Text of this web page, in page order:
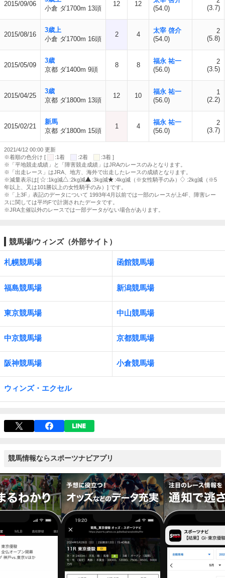
2015/09/06
小倉 ダ1700m 13頭
12 12
(54.0)
(3.7)
2015/08/16
3歳上
小倉 ダ1700m 16頭
2 4
太宰 啓介
(54.0)
2
(5.8)
2015/05/09
3歳
京都 ダ1400m 9頭
8 8
福永 祐一
(56.0)
2
(3.5)
2015/04/25
3歳
京都 ダ1800m 13頭
12 10
福永 祐一
(56.0)
1
(2.2)
2015/02/21
新馬
京都 ダ1800m 15頭
1 4
福永 祐一
(56.0)
2
(3.7)
2021/4/12 00:00 更新
※着順の色分け [
:1着 :2着
:3着 ]
※「平地競走成績」と「障害競走成績」はJRAのレースのみとなります。
※「出走レース」はJRA、地方、海外で出走したレースの成績となります。
※減量表示は[
:1kg減 :2kg減 :3kg減 :4kg減（※女性騎手のみ）
:2kg減（※5
年以上、又は101勝以上の女性騎手のみ）] です。
※「上3F」表記のデータについて 1993年4月以前では一部のレースが上4F、障害レー
スに関しては平均Fで計測されたデータです。
※JRA主催以外のレースでは一部データがない場合があります。
競馬場/ウィンズ（外部サイト）
札幌競馬場 函館競馬場
福島競馬場 新潟競馬場
東京競馬場 中山競馬場
中京競馬場 京都競馬場
阪神競馬場 小倉競馬場
ウィンズ・エクセル
競馬情報ならスポーツナビアプリ